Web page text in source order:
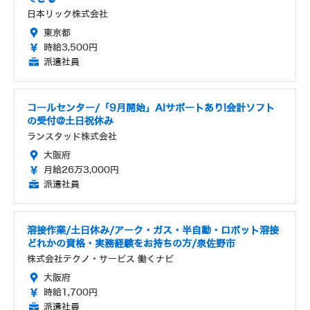
日本リック株式会社
東京都
時給3,500円
派遣社員
コールセンター/「9月開始」AIサポートあり!会計ソフト
の受付@土日祝休み
ランスタッド株式会社
大阪府
月給26万3,000円
派遣社員
溶接作業/土日休み/アーク・ガス・半自動・ロボット溶接
どれかの資格・実務経験をお持ちの方/泉佐野市
株式会社テクノ・サービス 働くナビ
大阪府
時給1,700円
派遣社員